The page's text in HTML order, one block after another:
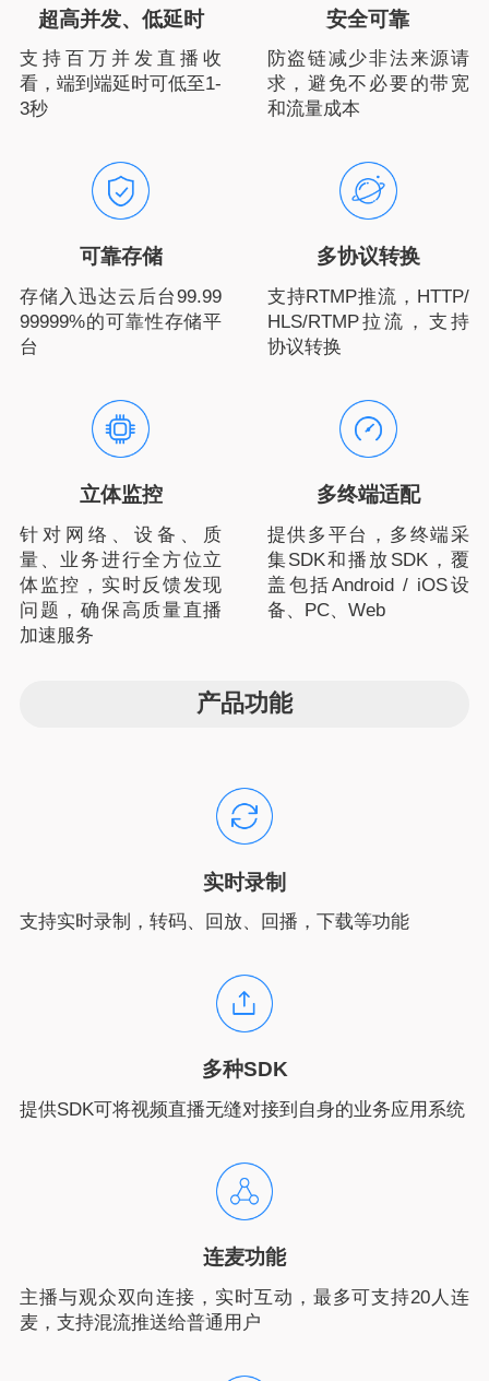
超高并发、低延时
支持百万并发直播收
看，端到端延时可低至1-
3秒
安全可靠
防盗链减少非法来源请
求，避免不必要的带宽
和流量成本
可靠存储
存储入迅达云后台99.99
99999%的可靠性存储平
台
多协议转换
支持RTMP推流，HTTP/
HLS/RTMP拉流，支持
协议转换
立体监控
针对网络、设备、质
量、业务进行全方位立
体监控，实时反馈发现
问题，确保高质量直播
加速服务
多终端适配
提供多平台，多终端采
集SDK和播放SDK，覆
盖包括Android / iOS设
备、PC、Web
产品功能
实时录制
支持实时录制，转码、回放、回播，下载等功能
多种SDK
提供SDK可将视频直播无缝对接到自身的业务应用系统
连麦功能
主播与观众双向连接，实时互动，最多可支持20人连
麦，支持混流推送给普通用户